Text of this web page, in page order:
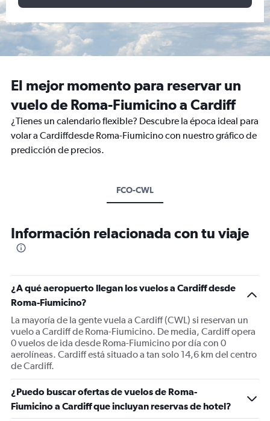
El mejor momento para reservar un
vuelo de Roma-Fiumicino a Cardiff
¿Tienes un calendario flexible? Descubre la época ideal para
volar a Cardiffdesde Roma-Fiumicino con nuestro gráfico de
predicción de precios.
FCO-CWL
Información relacionada con tu viaje
¿A qué aeropuerto llegan los vuelos a Cardiff desde
Roma-Fiumicino?
La mayoría de la gente vuela a Cardiff (CWL) si reservan un
vuelo a Cardiff de Roma-Fiumicino. De media, Cardiff opera
0 vuelos de ida desde Roma-Fiumicino por día con 0
aerolíneas. Cardiff está situado a tan solo 14,6 km del centro
de Cardiff.
¿Puedo buscar ofertas de vuelos de Roma-
Fiumicino a Cardiff que incluyan reservas de hotel?